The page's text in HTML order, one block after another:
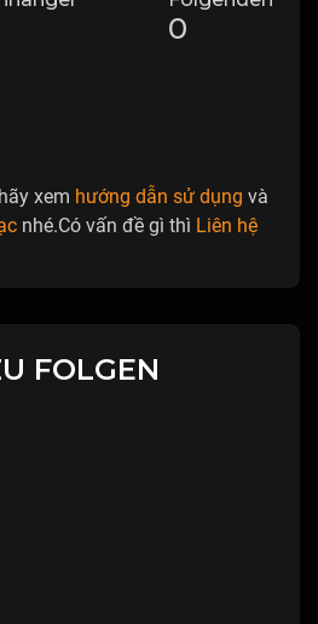
0
xem hướng dẫn sử dụng và
nhé.Có vấn đề gì thì Liên hệ
FOLGEN